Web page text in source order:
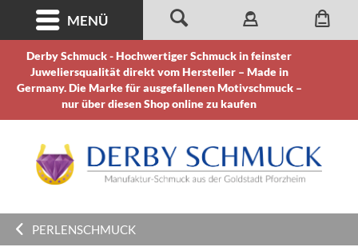
Derby Schmuck - Hochwertiger Schmuck in feinster
Juweliersqualität direkt vom Hersteller – Made in
Germany. Die Marke für ausgefallenen Motivschmuck –
nur über diesen Shop online zu kaufen
MENÜ
PERLENSCHMUCK